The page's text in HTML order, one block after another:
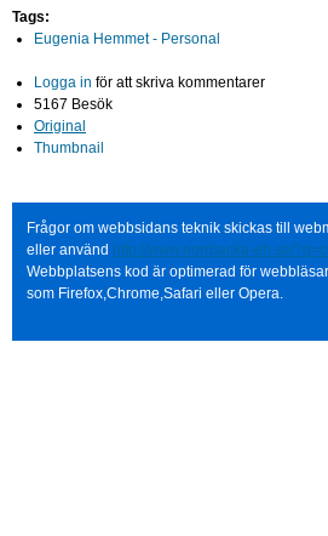
Tags:
Eugenia Hemmet - Personal
Logga in för att skriva kommentarer
5167 Besök
Original
Thumbnail
Frågor om webbsidans teknik skickas till
eller använd http://www.norrbacka-eh.se/
Webbplatsens kod är optimerad för
som Firefox,Chrome,Safari eller Opera.